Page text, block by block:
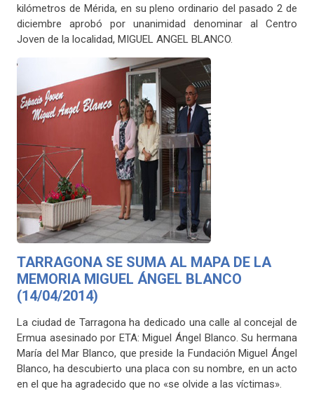
kilómetros de Mérida, en su pleno ordinario del pasado 2 de
diciembre aprobó por unanimidad denominar al Centro
Joven de la localidad, MIGUEL ANGEL BLANCO.
TARRAGONA SE SUMA AL MAPA DE LA
MEMORIA MIGUEL ÁNGEL BLANCO
(14/04/2014)
La ciudad de Tarragona ha dedicado una calle al concejal de
Ermua asesinado por ETA: Miguel Ángel Blanco. Su hermana
María del Mar Blanco, que preside la Fundación Miguel Ángel
Blanco, ha descubierto una placa con su nombre, en un acto
en el que ha agradecido que no «se olvide a las víctimas».